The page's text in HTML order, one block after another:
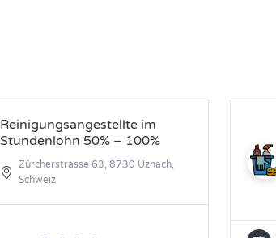
Reinigungsangestellte im
Stundenlohn 50% – 100%
Zürcherstrasse 63, 8730 Uznach,
Schweiz